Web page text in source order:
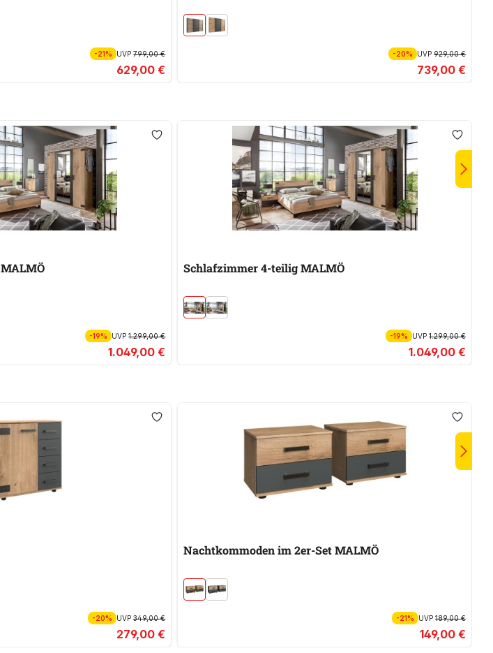
-21% UVP799,00 €
629,00 €
-20% UVP 929,00 €
739,00 €
Schlafzimmer 4-teilig MALMÖ
-19% UVP1.299,00 €
1.049,00 €
Schlafzimmer 4-teilig MALMÖ
-19% UVP 1.299,00 €
1.049,00 €
-20% UVP349,00 €
279,00 €
Nachtkommoden im 2er-Set MALMÖ
-21% UVP 189,00 €
149,00 €